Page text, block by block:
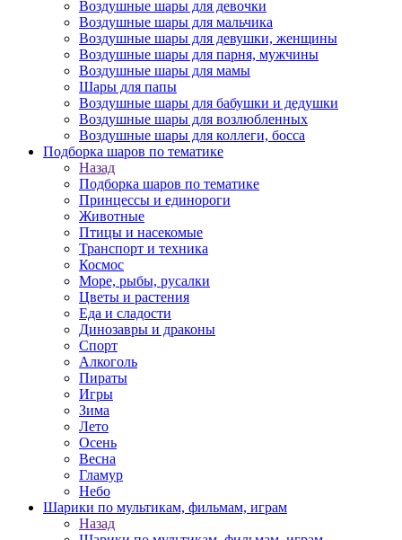
Воздушные шары для девочки
Воздушные шары для мальчика
Воздушные шары для девушки, женщины
Воздушные шары для парня, мужчины
Воздушные шары для мамы
Шары для папы
Воздушные шары для бабушки и дедушки
Воздушные шары для возлюбленных
Воздушные шары для коллеги, босса
Подборка шаров по тематике
Назад
Подборка шаров по тематике
Принцессы и единороги
Животные
Птицы и насекомые
Транспорт и техника
Космос
Море, рыбы, русалки
Цветы и растения
Еда и сладости
Динозавры и драконы
Спорт
Алкоголь
Пираты
Игры
Зима
Лето
Осень
Весна
Гламур
Небо
Шарики по мультикам, фильмам, играм
Назад